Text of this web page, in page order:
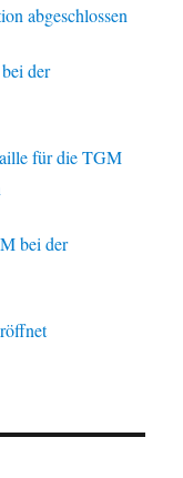
abgeschlossen
der
für die TGM
bei der